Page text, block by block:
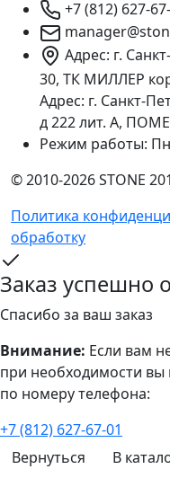
+7 (812) 627-
Адрес: г.
30, ТК МИЛЛЕР
Адрес: г. Санкт-
д 222 лит. А,
Режим работы:
© 2010-2026 STONE
Политика
обработку
Заказ успешно
Спасибо за ваш заказ
Внимание: Если вам
при необходимости вы
по номеру телефона:
+7 (812) 627-67-01
Вернуться
В